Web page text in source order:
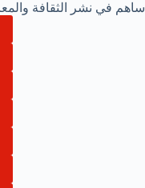
ساهم في نشر الثقافة